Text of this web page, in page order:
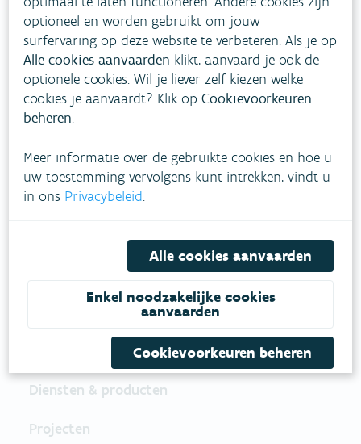
VLAAMSE
MILIEUMAATSCHAPPIJ
Daarvoor zetten we samen met partners in op
een duurzaam lucht-, water- en klimaatbeleid.
Diensten & producten
Projecten
optioneel en worden gebruikt om jouw
surfervaring op deze website te verbeteren. Als je op
Alle cookies aanvaarden klikt, aanvaard je ook de
optionele cookies. Wil je liever zelf kiezen welke
cookies je aanvaardt? Klik opCookievoorkeuren
beheren.
Meer informatie over de gebruikte cookies en hoe u
uw toestemming vervolgens kunt intrekken, vindt u
in ons Privacybeleid.
Alle cookies aanvaarden
Enkel noodzakelijke cookies
aanvaarden
Cookievoorkeuren beheren